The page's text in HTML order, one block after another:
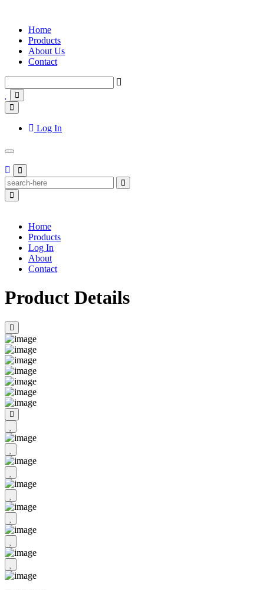
Home
Products
About Us
Contact
Log In
Home
Products
Log In
About
Contact
Product Details